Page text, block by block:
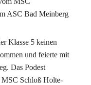
ASC Bad Meinberg
Klasse 5 keinen
und feierte mit
Das Podest
Schloß Holte-